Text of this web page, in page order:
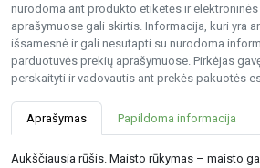
nurodoma ant produkto etiketės ir
aprašymuose gali skirtis. Informacija, kuri yra
išsamesnė ir gali nesutapti su nurodoma
parduotuvės prekių aprašymuose. Pirkėjas
perskaityti ir vadovautis ant prekės pakuotės
Aprašymas Papildoma informacija
Aukščiausia rūšis. Maisto rūkymas – maisto